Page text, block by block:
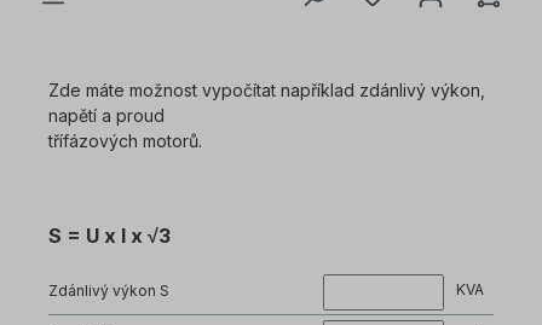
Zde máte možnost vypočítat například zdánlivý výkon,
napětí a proud
třífázových motorů.
S = U x I x √3
Zdánlivý výkon S KVA